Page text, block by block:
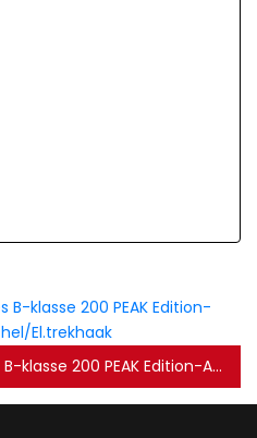
Mercedes B-klasse 200 PEAK Edition-AMG St.kachel/El.trekhaak